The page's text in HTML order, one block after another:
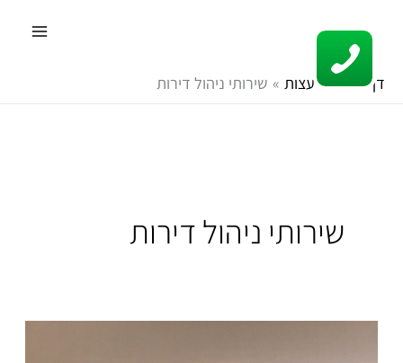
לתוכן
דף הבית עצות שירותי ניהול דירות
שירותי ניהול דירות